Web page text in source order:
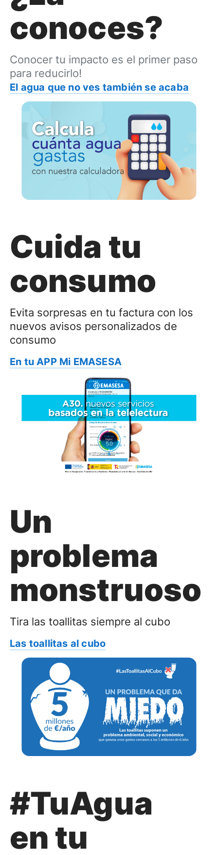
conoces?
Conocer tu impacto es el primer paso
para reducirlo!
El agua que no ves también se acaba
Cuida tu
consumo
Evita sorpresas en tu factura con los
nuevos avisos personalizados de
consumo
En tu APP Mi EMASESA
Un
problema
monstruoso
Tira las toallitas siempre al cubo
Las toallitas al cubo
#TuAgua
en tu